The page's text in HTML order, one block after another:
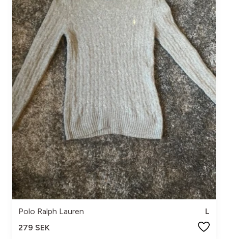
Polo Ralph Lauren
L
279 SEK